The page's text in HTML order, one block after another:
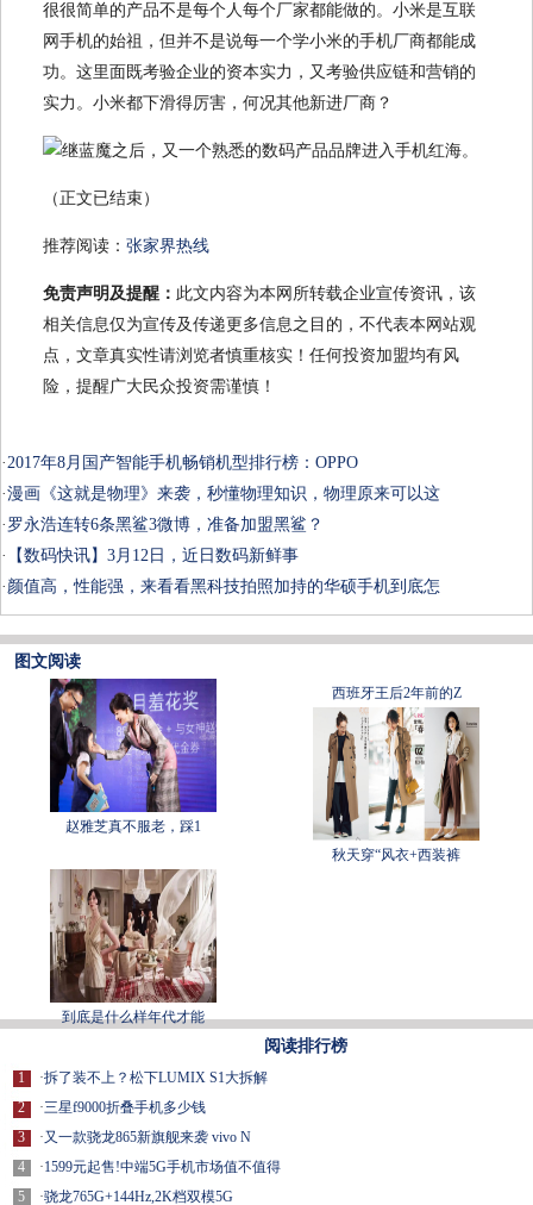
很很简单的产品不是每个人每个厂家都能做的。小米是互联
网手机的始祖，但并不是说每一个学小米的手机厂商都能成
功。这里面既考验企业的资本实力，又考验供应链和营销的
实力。小米都下滑得厉害，何况其他新进厂商？
（正文已结束）
推荐阅读： 张家界热线
免责声明及提醒： 此文内容为本网所转载企业宣传资讯，该
相关信息仅为宣传及传递更多信息之目的，不代表本网站观
点，文章真实性请浏览者慎重核实！任何投资加盟均有风
险，提醒广大民众投资需谨慎！
·2017年8月国产智能手机畅销机型排行榜：OPPO
·漫画《这就是物理》来袭，秒懂物理知识，物理原来可以这
· 罗永浩连转6条黑鲨3微博，准备加盟黑鲨？
·
【数码快讯】3月12日，近日数码新鲜事
· 颜值高，性能强，来看看黑科技拍照加持的华硕手机到底怎
图文阅读
赵雅芝真不服老，踩1
西班牙王后2年前的Z
秋天穿“风衣+西装裤
到底是什么样年代才能
阅读排行榜
1
2
3
4
5
·拆了装不上？松下LUMIX S1大拆解
·三星f9000折叠手机多少钱
·又一款骁龙865新旗舰来袭 vivo N
·1599元起售!中端5G手机市场值不值得
·骁龙765G+144Hz,2K档双模5G